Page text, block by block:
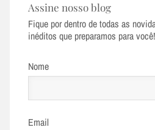
Assine nosso blog
Fique por dentro de todas as
inéditos que preparamos para você!
Nome
Email